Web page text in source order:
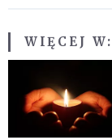
WIĘCEJ W: